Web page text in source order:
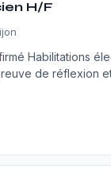
H/F
Habilitations
de réflexion